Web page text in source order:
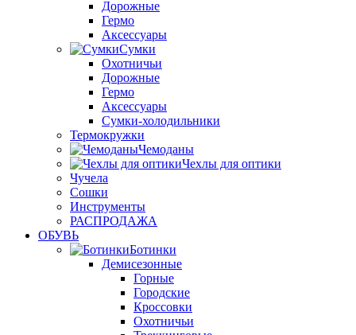
Дорожные
Гермо
Аксессуары
Сумки
Охотничьи
Дорожные
Гермо
Аксессуары
Сумки-холодильники
Термокружки
Чемоданы
Чехлы для оптики
Чучела
Сошки
Инструменты
РАСПРОДАЖА
ОБУВЬ
Ботинки
Демисезонные
Горные
Городские
Кроссовки
Охотничьи